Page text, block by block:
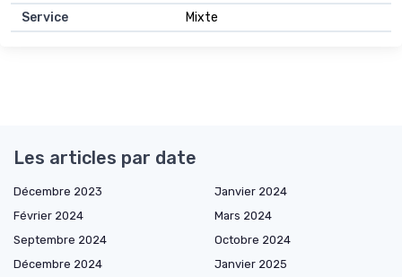
Service
Mixte
Les articles par date
Décembre 2023
Janvier 2024
Février 2024
Mars 2024
Septembre 2024
Octobre 2024
Décembre 2024
Janvier 2025